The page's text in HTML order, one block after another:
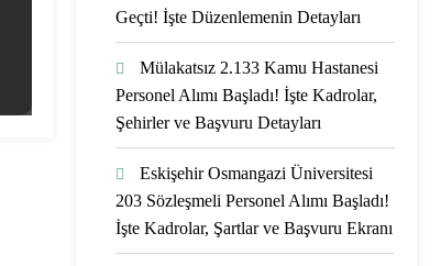
Geçti! İşte Düzenlemenin Detayları
Mülakatsız 2.133 Kamu Hastanesi
Personel Alımı Başladı! İşte Kadrolar,
Şehirler ve Başvuru Detayları
Eskişehir Osmangazi Üniversitesi
203 Sözleşmeli Personel Alımı Başladı!
İşte Kadrolar, Şartlar ve Başvuru Ekranı